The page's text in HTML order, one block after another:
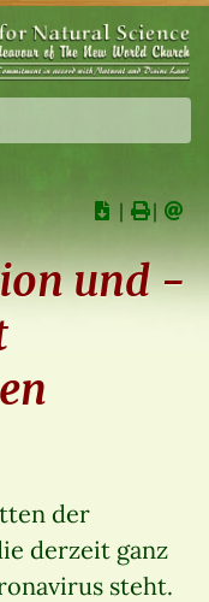
∣ ∣
und -
der
derzeit ganz
steht.